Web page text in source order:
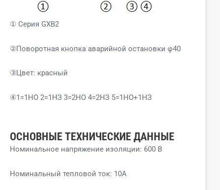
① Серия GXB2
②Поворотная кнопка аварийной остановки φ40
③Цвет: красный
④1=1НО 2=1НЗ 3=2НО 4=2НЗ 5=1НО+1НЗ
ОСНОВНЫЕ ТЕХНИЧЕСКИЕ ДАННЫЕ
Номинальное напряжение изоляции: 600 В
Номинальный тепловой ток: 10А